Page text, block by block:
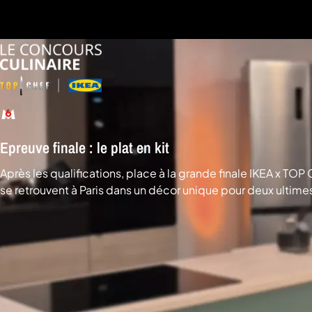
Epreuve finale : le plat en kit
Après les qualifications, place à la grande finale IKEA x
se retrouvent à Paris dans un décor unique pour deux
victoire. © M6 Créations